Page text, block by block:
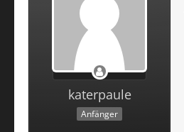
katerpaule
Anfänger